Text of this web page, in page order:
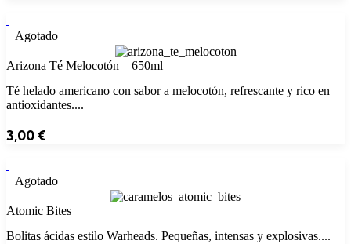
Agotado
Arizona Té Melocotón – 650ml
Té helado americano con sabor a melocotón, refrescante y rico en
antioxidantes....
3,00€
Agotado
Atomic Bites
Bolitas ácidas estilo Warheads. Pequeñas, intensas y explosivas....